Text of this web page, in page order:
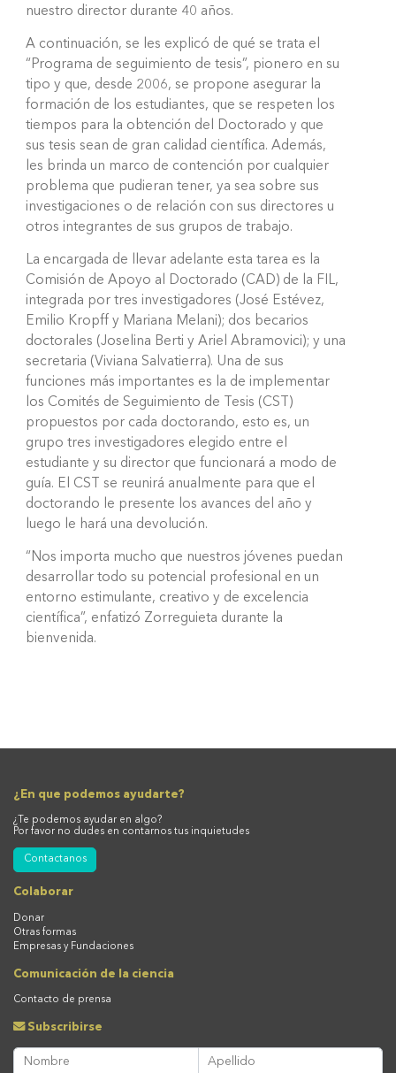
nuestro director durante 40 años.
A continuación, se les explicó de qué se trata el
“Programa de seguimiento de tesis”, pionero en su
tipo y que, desde 2006, se propone asegurar la
formación de los estudiantes, que se respeten los
tiempos para la obtención del Doctorado y que
sus tesis sean de gran calidad científica. Además,
les brinda un marco de contención por cualquier
problema que pudieran tener, ya sea sobre sus
investigaciones o de relación con sus directores u
otros integrantes de sus grupos de trabajo.
La encargada de llevar adelante esta tarea es la
Comisión de Apoyo al Doctorado (CAD) de la FIL,
integrada por tres investigadores (José Estévez,
Emilio Kropff y Mariana Melani); dos becarios
doctorales (Joselina Berti y Ariel Abramovici); y una
secretaria (Viviana Salvatierra). Una de sus
funciones más importantes es la de implementar
los Comités de Seguimiento de Tesis (CST)
propuestos por cada doctorando, esto es, un
grupo tres investigadores elegido entre el
estudiante y su director que funcionará a modo de
guía. El CST se reunirá anualmente para que el
doctorando le presente los avances del año y
luego le hará una devolución.
“Nos importa mucho que nuestros jóvenes puedan
desarrollar todo su potencial profesional en un
entorno estimulante, creativo y de excelencia
científica”, enfatizó Zorreguieta durante la
bienvenida.
¿En que podemos ayudarte?
¿Te podemos ayudar en algo?
Por favor no dudes en contarnos tus inquietudes
Contactanos
Colaborar
Donar
Otras formas
Empresas y Fundaciones
Comunicación de la ciencia
Contacto de prensa
Subscribirse